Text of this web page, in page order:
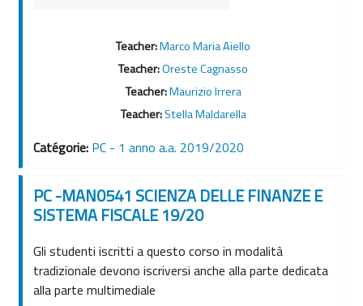
Teacher:Marco Maria Aiello
Teacher:Oreste Cagnasso
Teacher:Maurizio Irrera
Teacher:Stella Maldarella
Catégorie: PC - 1 anno a.a. 2019/2020
PC -MAN0541 SCIENZA DELLE FINANZE E
SISTEMA FISCALE 19/20
Gli studenti iscritti a questo corso in modalità
tradizionale devono iscriversi anche alla parte dedicata
alla parte multimediale